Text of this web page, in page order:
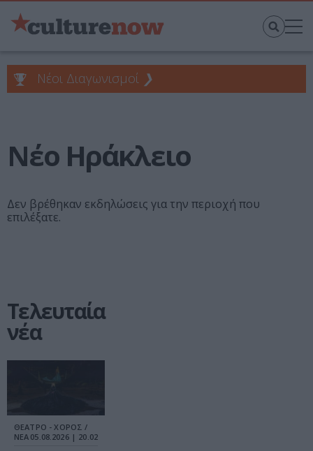
Νέοι Διαγωνισμοί ❯
Νέο Ηράκλειο
Δεν βρέθηκαν εκδηλώσεις για την περιοχή που
επιλέξατε.
Τελευταία
νέα
ΘΕΑΤΡΟ - ΧΟΡΟΣ /
ΝΕΑ 05.08.2026 | 20.02